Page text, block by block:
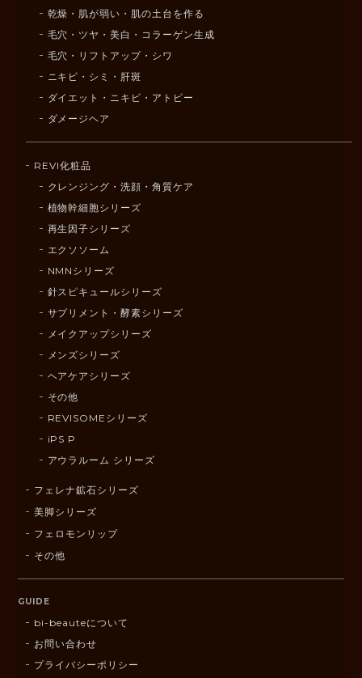
乾燥・肌が弱い・肌の土台を作る
毛穴・ツヤ・美白・コラーゲン生成
毛穴・リフトアップ・シワ
ニキビ・シミ・肝斑
ダイエット・ニキビ・アトピー
ダメージヘア
REVI化粧品
クレンジング・洗顔・角質ケア
植物幹細胞シリーズ
再生因子シリーズ
エクソソーム
NMNシリーズ
針スピキュールシリーズ
サプリメント・酵素シリーズ
メイクアップシリーズ
メンズシリーズ
ヘアケアシリーズ
その他
REVISOMEシリーズ
iPS P
アウラルーム シリーズ
フェレナ鉱石シリーズ
美脚シリーズ
フェロモンリップ
その他
GUIDE
bi-beauteについて
お問い合わせ
プライバシーポリシー